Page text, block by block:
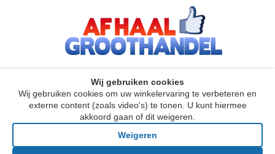
Wij gebruiken cookies
Wij gebruiken cookies om uw winkelervaring te verbeteren en
externe content (zoals video's) te tonen. U kunt hiermee
akkoord gaan of dit weigeren.
Weigeren